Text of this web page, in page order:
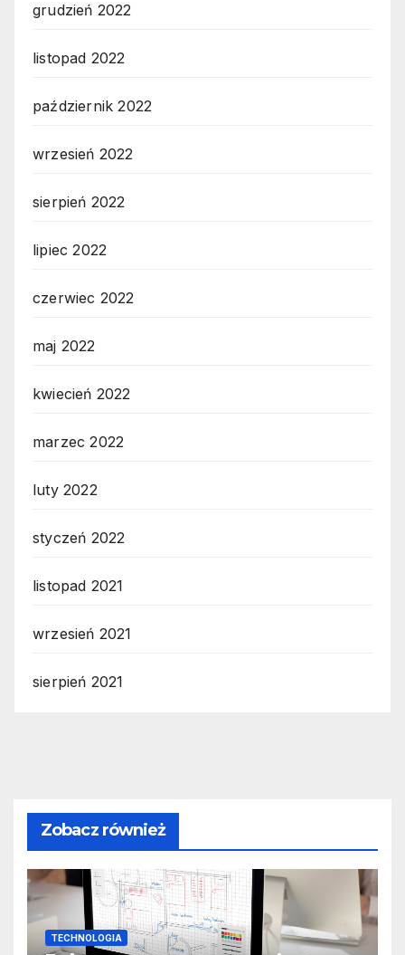
grudzień 2022
listopad 2022
październik 2022
wrzesień 2022
sierpień 2022
lipiec 2022
czerwiec 2022
maj 2022
kwiecień 2022
marzec 2022
luty 2022
styczeń 2022
listopad 2021
wrzesień 2021
sierpień 2021
Zobacz również
TECHNOLOGIA